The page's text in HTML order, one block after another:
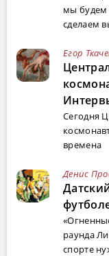
мы будем
сделаем
Егор
Сегодня
времена
Денис
раунда
спорте